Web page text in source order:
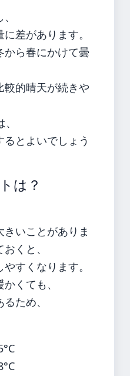
差があります。
から春にかけて曇
較的晴天が続きや
とよいでしょう
は？
いことがありま
くと、
すくなります。
くても、
ため、